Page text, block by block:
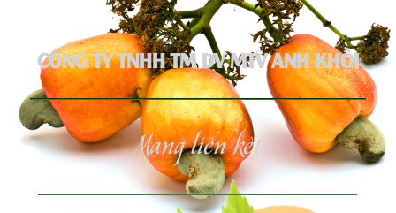
CÔNG TY TNHH TM DV MTV ANH KHÔI
Mạng liên kết